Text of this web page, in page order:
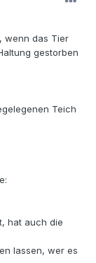
wenn das Tier
gestorben
Teich
hat auch die
lassen, wer es